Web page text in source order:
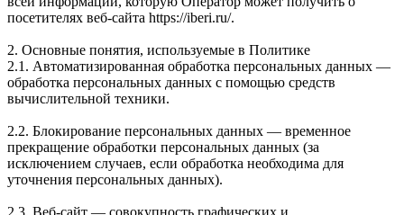
посетителях веб-сайта https://iberi.ru/.
2. Основные понятия, используемые в Политике
2.1. Автоматизированная обработка персональных данных —
обработка персональных данных с помощью средств
вычислительной техники.
2.2. Блокирование персональных данных — временное
прекращение обработки персональных данных (за
исключением случаев, если обработка необходима для
уточнения персональных данных).